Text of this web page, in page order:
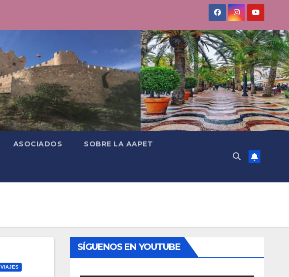
ASOCIADOS SOBRE LA AAPET
VIAJES
SÍGUENOS EN YOUTUBE